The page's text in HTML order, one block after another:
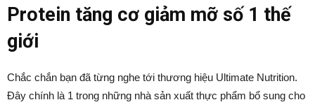
Protein tăng cơ giảm mỡ số 1 thế
giới
Chắc chắn bạn đã từng nghe tới thương hiệu Ultimate Nutrition.
Đây chính là 1 trong những nhà sản xuất thực phẩm bổ sung cho